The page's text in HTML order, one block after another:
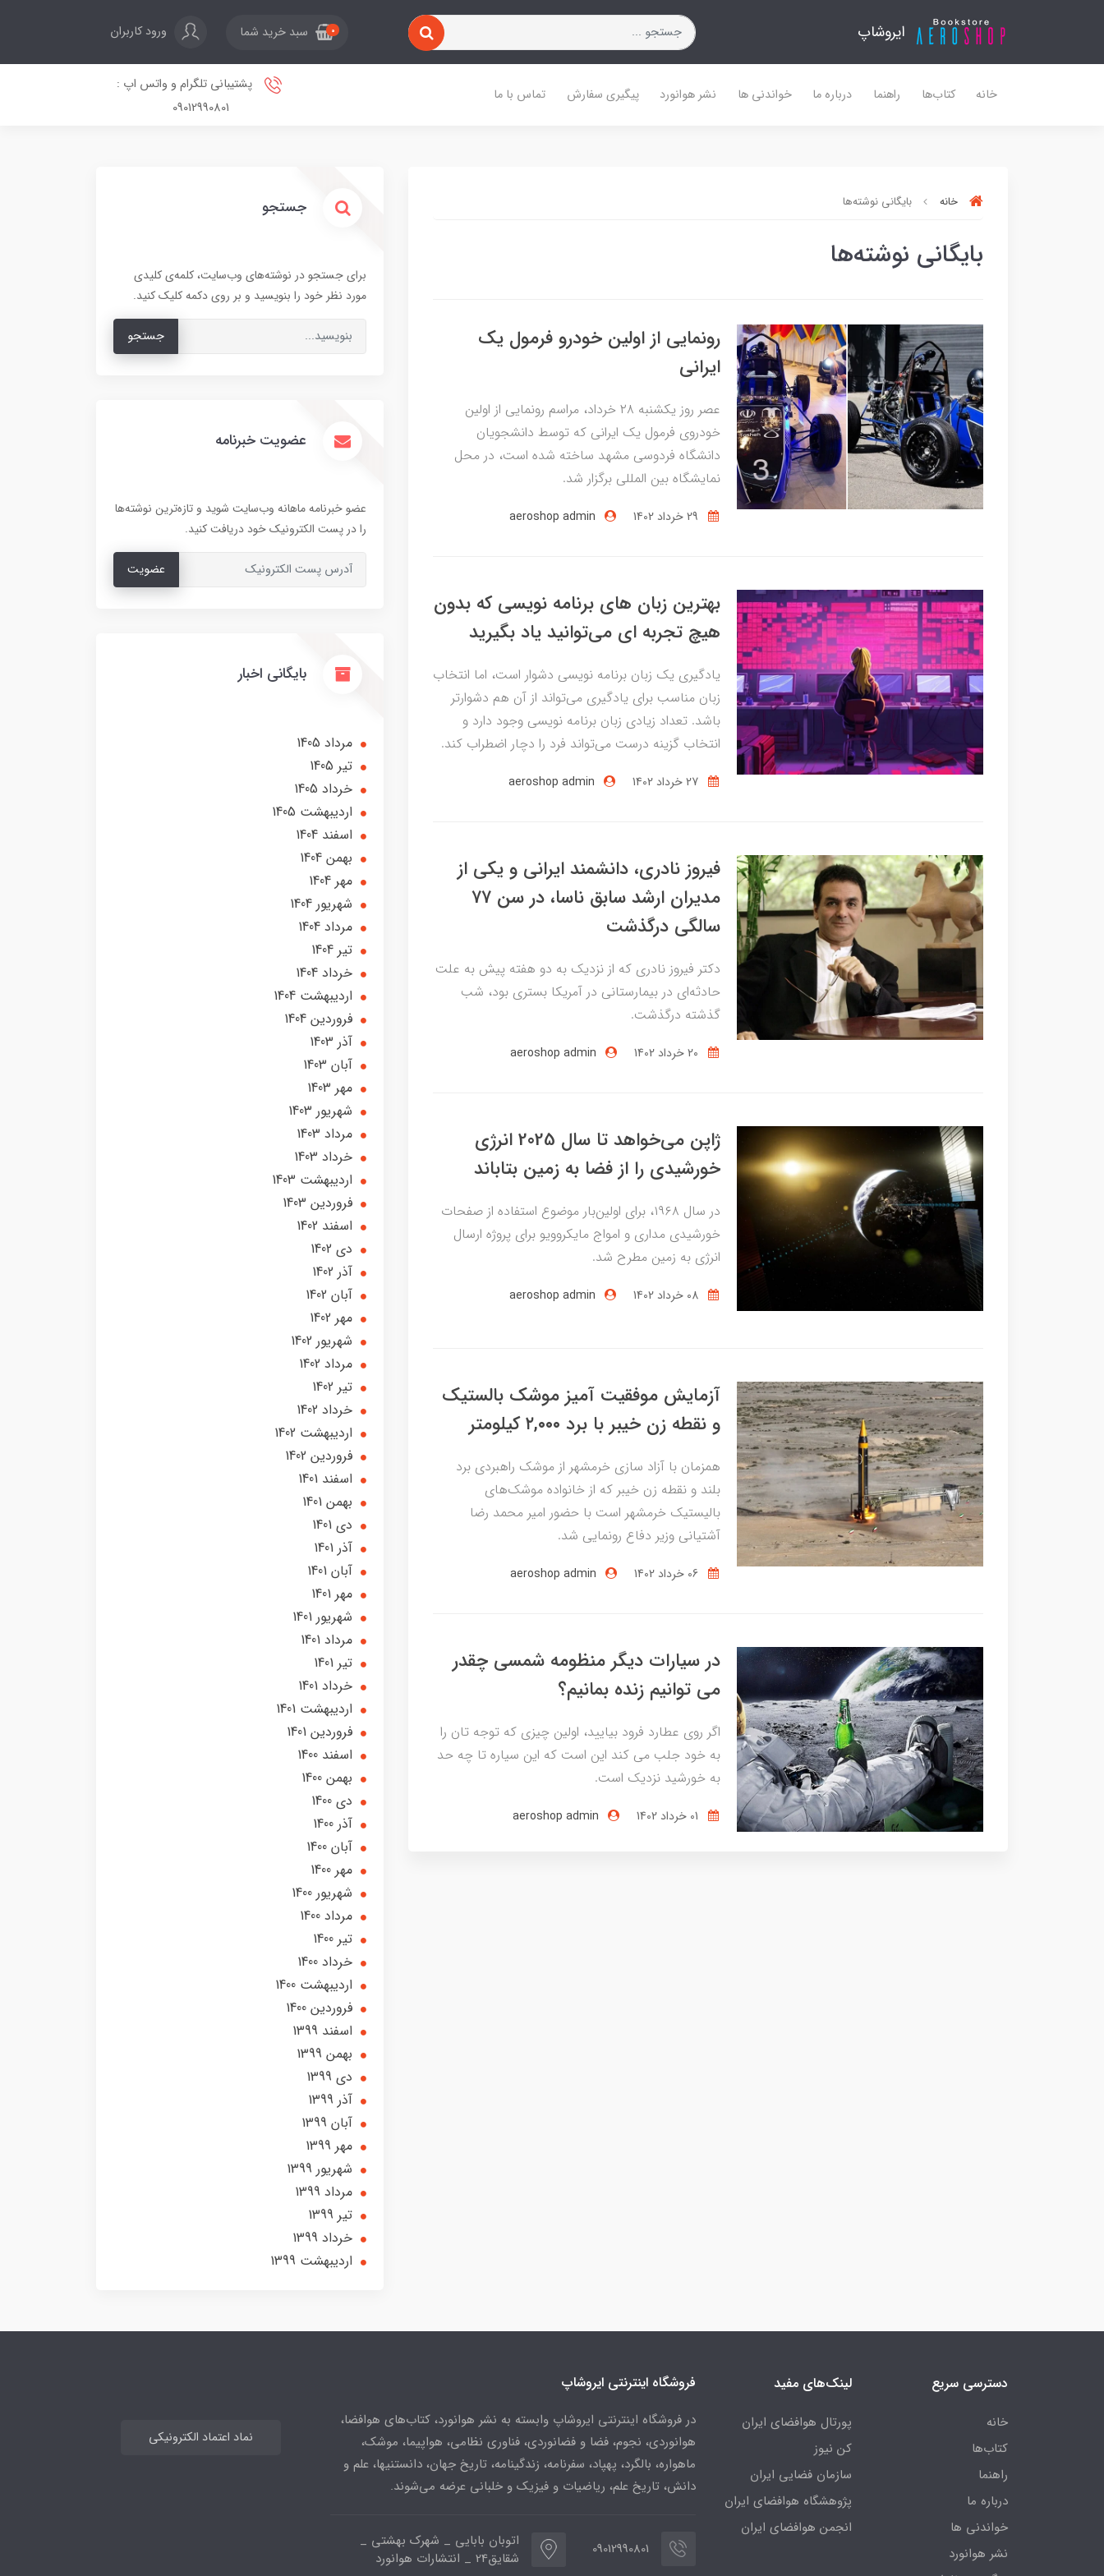
ایروشاپ 0 سبد خرید شما ورود کاربران
خانه کتاب‌ها راهنما درباره ما خواندنی ها نشر هوانورد پیگیری سفارش تماس با ما
پشتیبانی تلگرام و واتس اپ :
09012990801
خانه بایگانی نوشته‌ها
بایگانی نوشته‌ها
رونمایی از اولین خودرو فرمول یک
ایرانی
عصر روز یکشنبه ۲۸ خرداد، مراسم رونمایی از اولین
خودروی فرمول یک ایرانی که توسط دانشجویان
دانشگاه فردوسی مشهد ساخته شده است، در محل
نمایشگاه بین المللی برگزار شد.
aeroshop admin
بهترین زبان های برنامه نویسی که بدون
هیچ تجربه ای می‌توانید یاد بگیرید
یادگیری یک زبان برنامه نویسی دشوار است، اما انتخاب
زبان مناسب برای یادگیری می‌تواند از آن هم دشوارتر
باشد. تعداد زیادی زبان برنامه نویسی وجود دارد و
انتخاب گزینه درست می‌تواند فرد را دچار اضطراب کند.
aeroshop admin
فیروز نادری، دانشمند ایرانی و یکی از
مدیران ارشد سابق ناسا، در سن 77
سالگی درگذشت
دکتر فیروز نادری که از نزدیک به دو هفته پیش به علت
حادثه‌ای در بیمارستانی در آمریکا بستری بود، شب
گذشته درگذشت.
aeroshop admin
ژاپن می‌خواهد تا سال 2025 انرژی
خورشیدی را از فضا به زمین بتاباند
در سال ۱۹۶۸، برای اولین‌بار موضوع استفاده از صفحات
خورشیدی مداری و امواج مایکروویو برای پروژه ارسال
انرژی به زمین مطرح شد.
aeroshop admin
آزمایش موفقیت آمیز موشک بالستیک
و نقطه زن خیبر با برد ۲,۰۰۰ کیلومتر
همزمان با آزاد سازی خرمشهر از موشک راهبردی برد
بلند و نقطه زن خیبر که از خانواده موشک‌های
بالیستیک خرمشهر است با حضور امیر محمد رضا
آشتیانی وزیر دفاع رونمایی شد.
aeroshop admin
در سیارات دیگر منظومه شمسی چقدر
می توانیم زنده بمانیم؟
اگر روی عطارد فرود بیایید، اولین چیزی که توجه تان را
به خود جلب می کند این است که این سیاره تا چه حد
به خورشید نزدیک است.
aeroshop admin
جستجو
برای جستجو در نوشته‌های وب‌سایت، کلمه‌ی کلیدی
مورد نظر خود را بنویسید و بر روی دکمه کلیک کنید.
جستجو
عضویت خبرنامه
عضو خبرنامه ماهانه وب‌سایت شوید و تازه‌ترین نوشته‌ها
را در پست الکترونیک خود دریافت کنید.
عضویت
بایگانی اخبار
مرداد 1405
تير 1405
خرداد 1405
ارديبهشت 1405
اسفند 1404
بهمن 1404
مهر 1404
شهریور 1404
مرداد 1404
تير 1404
خرداد 1404
ارديبهشت 1404
فروردین 1404
آذر 1403
آبان 1403
مهر 1403
شهریور 1403
مرداد 1403
خرداد 1403
ارديبهشت 1403
فروردین 1403
اسفند 1402
دی 1402
آذر 1402
آبان 1402
مهر 1402
شهریور 1402
مرداد 1402
تير 1402
خرداد 1402
ارديبهشت 1402
فروردین 1402
اسفند 1401
بهمن 1401
دی 1401
آذر 1401
آبان 1401
مهر 1401
شهریور 1401
مرداد 1401
تير 1401
خرداد 1401
ارديبهشت 1401
فروردین 1401
اسفند 1400
بهمن 1400
دی 1400
آذر 1400
آبان 1400
مهر 1400
شهریور 1400
مرداد 1400
تير 1400
خرداد 1400
ارديبهشت 1400
فروردین 1400
اسفند 1399
بهمن 1399
دی 1399
آذر 1399
آبان 1399
مهر 1399
شهریور 1399
مرداد 1399
تير 1399
خرداد 1399
ارديبهشت 1399
دسترسی سریع
خانه
کتاب‌ها
راهنما
درباره ما
خواندنی ها
نشر هوانورد
لینک‌های مفید
پورتال هوافضای ایران
کن نیوز
سازمان فضایی ایران
پژوهشگاه هوافضای ایران
انجمن هوافضای ایران
فروشگاه اینترنتی ایروشاپ
در فروشگاه اینترنتی ایروشاپ وابسته به نشر هوانورد، کتاب‌های هوافضا،
هوانوردی، نجوم، فضا و فضانوردی، فناوری نظامی، هواپیما، موشک،
ماهواره، بالگرد، پهپاد، سفرنامه، زندگینامه، تاریخ جهان، دانستنیها، علم و
دانش، تاریخ علم، ریاضیات و فیزیک و خلبانی عرضه می‌شوند.
09012990801
اتوبان بابایی _ شهرک بهشتی _
شقایق24 _ انتشارات هوانورد
نماد اعتماد الکترونیکی